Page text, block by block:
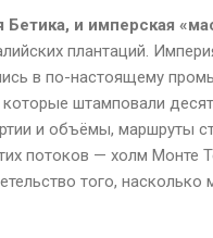
и имперская
плантаций.
в по-настоящему
штамповали
и объёмы, маршруты
потоков — холм Монте
того,